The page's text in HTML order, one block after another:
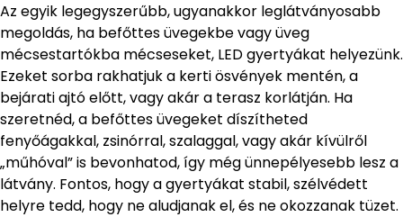
Az egyik legegyszerűbb, ugyanakkor leglátványosabb
megoldás, ha befőttes üvegekbe vagy üveg
mécsestartókba mécseseket, LED gyertyákat helyezünk.
Ezeket sorba rakhatjuk a kerti ösvények mentén, a
bejárati ajtó előtt, vagy akár a terasz korlátján. Ha
szeretnéd, a befőttes üvegeket díszítheted
fenyőágakkal, zsinórral, szalaggal, vagy akár kívülről
„műhóval” is bevonhatod, így még ünnepélyesebb lesz a
látvány. Fontos, hogy a gyertyákat stabil, szélvédett
helyre tedd, hogy ne aludjanak el, és ne okozzanak tüzet.